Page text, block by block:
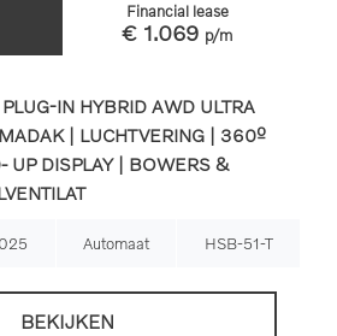
Financial lease
€ 1.069 p/m
IN HYBRID AWD ULTRA
| LUCHTVERING | 360º
UP DISPLAY | BOWERS &
Automaat HSB-51-T
BEKIJKEN